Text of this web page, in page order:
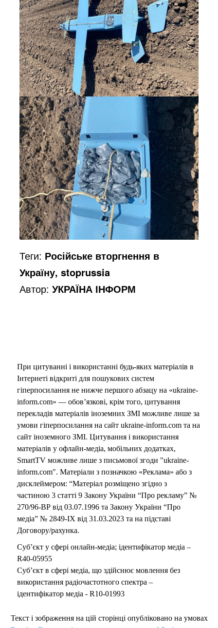
Теги: Російське вторгнення в
Україну, stoprussia
Автор:УКРАЇНА ІНФОРМ
При цитуванні і використанні будь-яких матеріалів в
Інтернеті відкриті для пошукових систем
гіперпосилання не нижче першого абзацу на «ukraine-
inform.com» — обов’язкові, крім того, цитування
перекладів матеріалів іноземних ЗМІ можливе лише за
умови гіперпосилання на сайт ukraine-inform.com та на
сайт іноземного ЗМІ. Цитування і використання
матеріалів у офлайн-медіа, мобільних додатках,
SmartTV можливе лише з письмової згоди "ukraine-
inform.com". Матеріали з позначкою «Реклама» або з
дисклеймером: “Матеріал розміщено згідно з
частиною 3 статті 9 Закону України “Про рекламу” №
270/96-ВР від 03.07.1996 та Закону України “Про
медіа” № 2849-IX від 31.03.2023 та на підставі
Договору/рахунка.
Суб’єкт у сфері онлайн-медіа; ідентифікатор медіа –
R40-05955
Суб’єкт в сфері медіа, що здійснює мовлення без
використання радіочастотного спектра –
ідентифікатор медіа - R10-01993
Текст і зображення на цій сторінці опубліковано на умовах